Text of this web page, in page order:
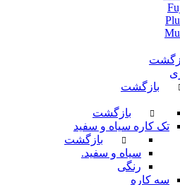
بازگشت
بازگشت
تک کاره سیاه و سفید
بازگشت
سیاه و سفید.
رنگی
سه کاره